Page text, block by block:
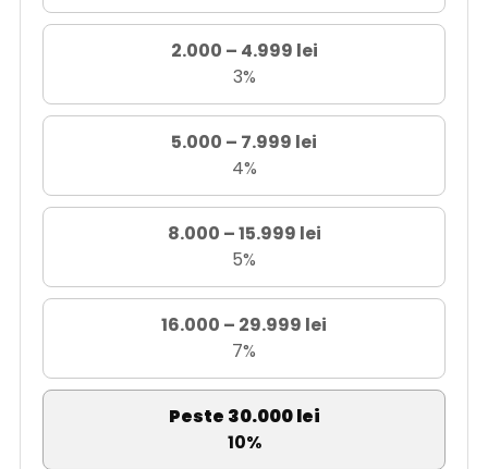
2.000 – 4.999 lei
3%
5.000 – 7.999 lei
4%
8.000 – 15.999 lei
5%
16.000 – 29.999 lei
7%
Peste 30.000 lei
10%